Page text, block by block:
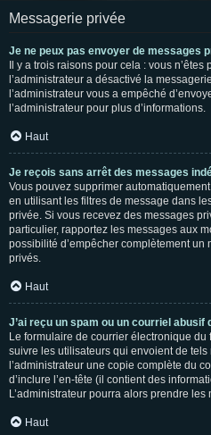
Messagerie privée
Je ne peux pas envoyer de messages
Il y a trois raisons pour cela : vous
l’administrateur a désactivé la
l’administrateur vous a empêché
l’administrateur pour plus d’informations.
Haut
Je reçois sans arrêt des messages
Vous pouvez supprimer
en utilisant les filtres de message dans
privée. Si vous recevez des messages
particulier, rapportez les messages aux
possibilité d’empêcher complètement un
privés.
Haut
J’ai reçu un spam ou un courriel abusif
Le formulaire de courrier électronique
suivre les utilisateurs qui envoient de tels
l’administrateur une copie complète du
d’inclure l’en-tête (il contient des
L’administrateur pourra alors prendre
Haut